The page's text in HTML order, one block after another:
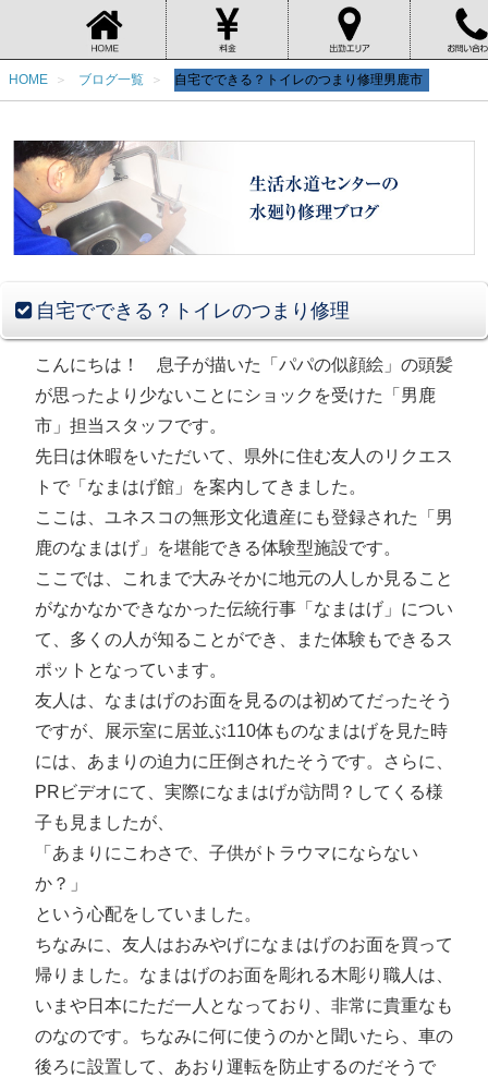
HOME ブログ一覧 自宅でできる？トイレのつまり修理男鹿市
自宅でできる？トイレのつまり修理
こんにちは！ 息子が描いた「パパの似顔絵」の頭髪
が思ったより少ないことにショックを受けた「男鹿
市」担当スタッフです。
先日は休暇をいただいて、県外に住む友人のリクエス
トで「なまはげ館」を案内してきました。
ここは、ユネスコの無形文化遺産にも登録された「男
鹿のなまはげ」を堪能できる体験型施設です。
ここでは、これまで大みそかに地元の人しか見ること
がなかなかできなかった伝統行事「なまはげ」につい
て、多くの人が知ることができ、また体験もできるス
ポットとなっています。
友人は、なまはげのお面を見るのは初めてだったそう
ですが、展示室に居並ぶ110体ものなまはげを見た時
には、あまりの迫力に圧倒されたそうです。さらに、
PRビデオにて、実際になまはげが訪問？してくる様
子も見ましたが、
「あまりにこわさで、子供がトラウマにならない
か？」
という心配をしていました。
ちなみに、友人はおみやげになまはげのお面を買って
帰りました。なまはげのお面を彫れる木彫り職人は、
いまや日本にただ一人となっており、非常に貴重なも
のなのです。ちなみに何に使うのかと聞いたら、車の
後ろに設置して、あおり運転を防止するのだそうで